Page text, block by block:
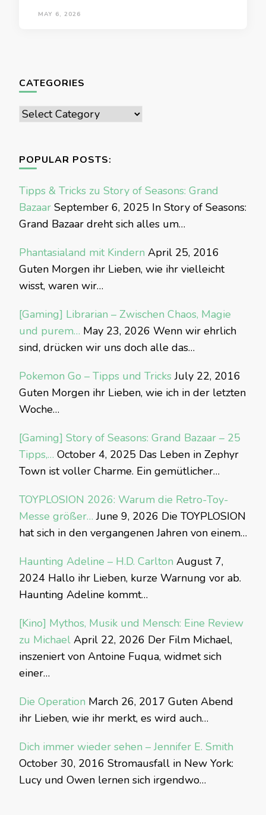
MAY 6, 2026
CATEGORIES
Categories
POPULAR POSTS:
Tipps & Tricks zu Story of Seasons: Grand
Bazaar September 6, 2025 In Story of Seasons:
Grand Bazaar dreht sich alles um…
Phantasialand mit Kindern April 25, 2016
Guten Morgen ihr Lieben, wie ihr vielleicht
wisst, waren wir…
[Gaming] Librarian – Zwischen Chaos, Magie
und purem… May 23, 2026 Wenn wir ehrlich
sind, drücken wir uns doch alle das…
Pokemon Go – Tipps und Tricks July 22, 2016
Guten Morgen ihr Lieben, wie ich in der letzten
Woche…
[Gaming] Story of Seasons: Grand Bazaar – 25
Tipps,… October 4, 2025 Das Leben in Zephyr
Town ist voller Charme. Ein gemütlicher…
TOYPLOSION 2026: Warum die Retro-Toy-
Messe größer… June 9, 2026 Die TOYPLOSION
hat sich in den vergangenen Jahren von einem…
Haunting Adeline – H.D. Carlton August 7,
2024 Hallo ihr Lieben, kurze Warnung vor ab.
Haunting Adeline kommt…
[Kino] Mythos, Musik und Mensch: Eine Review
zu Michael April 22, 2026 Der Film Michael,
inszeniert von Antoine Fuqua, widmet sich
einer…
Die Operation March 26, 2017 Guten Abend
ihr Lieben, wie ihr merkt, es wird auch…
Dich immer wieder sehen – Jennifer E. Smith
October 30, 2016 Stromausfall in New York:
Lucy und Owen lernen sich irgendwo…